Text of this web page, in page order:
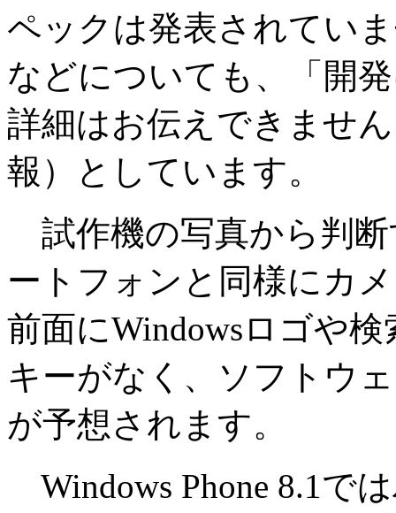
ペックは発表されてい
などについても、「開
詳細はお伝えできませ
報）としています。
試作機の写真から判
ートフォンと同様にカ
前面にWindowsロゴや
キーがなく、ソフトウ
が予想されます。
Windows Phone 8.1で